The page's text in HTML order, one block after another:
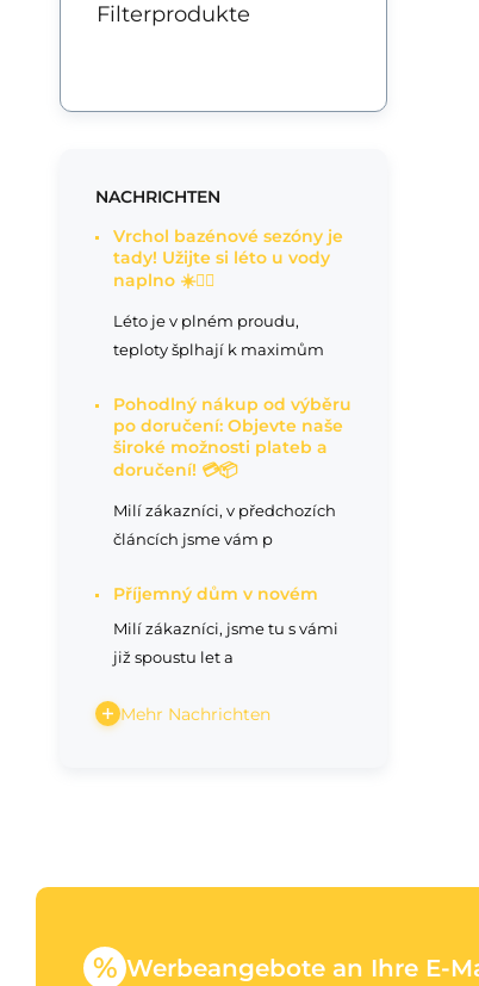
Filterprodukte
NACHRICHTEN
Vrchol bazénové sezóny je
tady! Užijte si léto u vody
naplno ☀️🏊‍♂️
Léto je v plném proudu,
teploty šplhají k maximům
Pohodlný nákup od výběru
po doručení: Objevte naše
široké možnosti plateb a
doručení! 💳📦
Milí zákazníci, v předchozích
článcích jsme vám p
Příjemný dům v novém
Milí zákazníci, jsme tu s vámi
již spoustu let a
Mehr Nachrichten
% Werbeangebote an Ihre E-